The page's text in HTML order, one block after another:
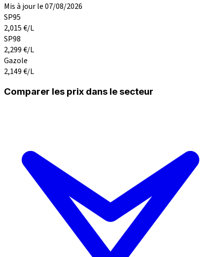
Mis à jour le 07/08/2026
SP95
2,015€/L
SP98
2,299€/L
Gazole
2,149€/L
Comparer les prix dans le secteur